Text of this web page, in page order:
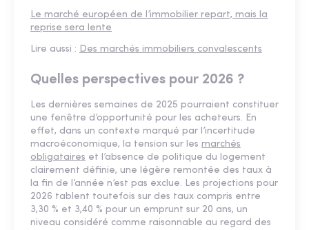
Le marché européen de l’immobilier repart, mais la
reprise sera lente
Lire aussi : Des marchés immobiliers convalescents
Quelles perspectives pour 2026 ?
Les dernières semaines de 2025 pourraient constituer
une fenêtre d’opportunité pour les acheteurs. En
effet, dans un contexte marqué par l’incertitude
macroéconomique, la tension sur les marchés
obligataires et l’absence de politique du logement
clairement définie, une légère remontée des taux à
la fin de l’année n’est pas exclue. Les projections pour
2026 tablent toutefois sur des taux compris entre
3,30 % et 3,40 % pour un emprunt sur 20 ans, un
niveau considéré comme raisonnable au regard des